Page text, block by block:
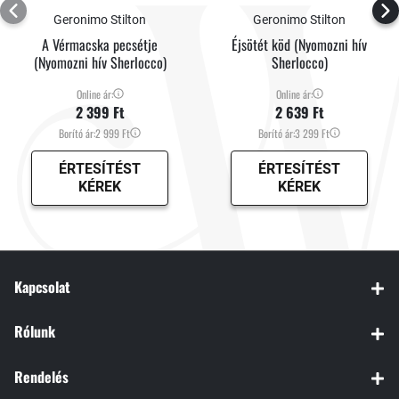
Geronimo Stilton
A Vérmacska pecsétje
(Nyomozni hív Sherlocco)
Online ár:
2 399 Ft
Borító ár:2 999 Ft
ÉRTESÍTÉST
KÉREK
Geronimo Stilton
Éjsötét köd (Nyomozni hív
Sherlocco)
Online ár:
2 639 Ft
Borító ár:3 299 Ft
ÉRTESÍTÉST
KÉREK
Kapcsolat
Rólunk
Rendelés